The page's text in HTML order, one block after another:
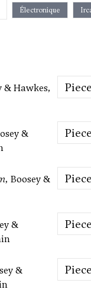
Électronique
& Hawkes,
&
, Boosey &
&
&